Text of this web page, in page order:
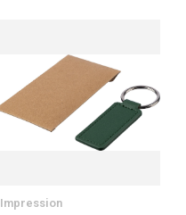
Impression